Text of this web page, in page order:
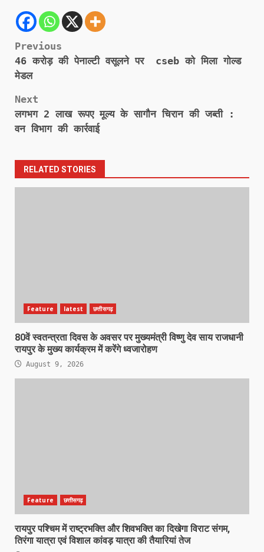
Post
navigation
Previous
46 करोड़ की पेनाल्टी वसूलने पर cseb को मिला गोल्ड
मेडल
Next
लगभग 2 लाख रूपए मूल्य के सागौन चिरान की जब्ती :
वन विभाग की कार्रवाई
RELATED STORIES
Feature latest छत्तीसगढ़
80वें स्वतन्त्रता दिवस के अवसर पर मुख्यमंत्री विष्णु देव साय राजधानी
रायपुर के मुख्य कार्यक्रम में करेंगे ध्वजारोहण
August 9, 2026
Feature छत्तीसगढ़
रायपुर पश्चिम में राष्ट्रभक्ति और शिवभक्ति का दिखेगा विराट संगम,
तिरंगा यात्रा एवं विशाल कांवड़ यात्रा की तैयारियां तेज